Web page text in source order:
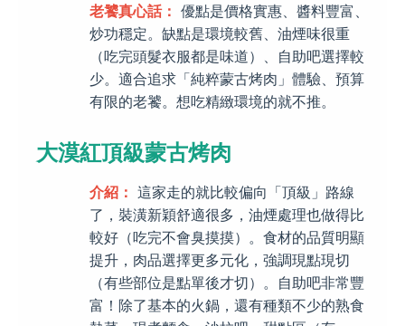
老饕真心話： 優點是價格實惠、醬料豐富、
炒功穩定。缺點是環境較舊、油煙味很重
（吃完頭髮衣服都是味道）、自助吧選擇較
少。適合追求「純粹蒙古烤肉」體驗、預算
有限的老饕。想吃精緻環境的就不推。
大漠紅頂級蒙古烤肉
介紹： 這家走的就比較偏向「頂級」路線
了，裝潢新穎舒適很多，油煙處理也做得比
較好（吃完不會臭摸摸）。食材的品質明顯
提升，肉品選擇更多元化，強調現點現切
（有些部位是點單後才切）。自助吧非常豐
富！除了基本的火鍋，還有種類不少的熟食